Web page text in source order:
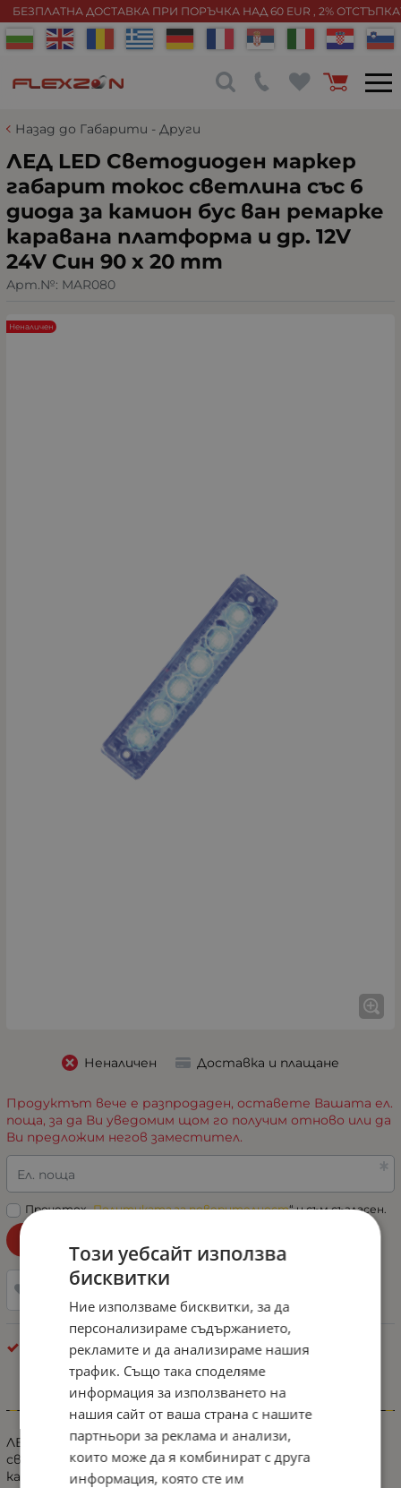
БЕЗПЛАТНА ДОСТАВКА ПРИ ПОРЪЧКА НАД 60 EUR , 2%
Назад до Габарити - Други
ЛЕД LED Светодиоден маркер
габарит токос светлина със 6
диода за камион бус ван ремарке
каравана платформа и др. 12V
24V Син 90 x 20 mm
Арт.№: MAR080
Неналичен
Неналичен Доставка и плащане
Продуктът вече е разпродаден, оставете Вашата ел.
поща, за да Ви уведомим щом го получим отново или да
Ви предложим негов заместител.
Ел. поща
Прочетох „Политиката за поверителност“ и съм съгласен.
Габарити - Други
Информация
ЛЕД LED Светодиоден маркер габарит токос
светлина със 6 диода за камион бус ван ремарке
каравана платформа и др. 12V 24V Син
Този уебсайт използва
бисквитки
Ние използваме бисквитки, за да
персонализираме съдържанието,
рекламите и да анализираме нашия
трафик. Също така споделяме
информация за използването на
нашия сайт от ваша страна с нашите
партньори за реклама и анализи,
които може да я комбинират с друга
информация, която сте им